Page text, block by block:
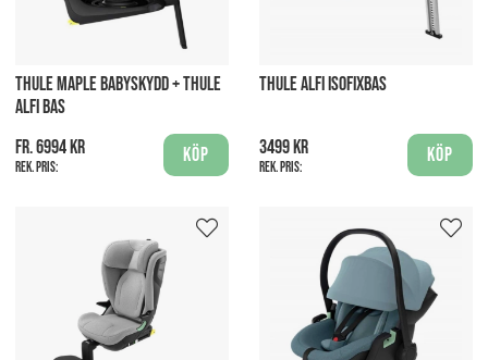
THULE MAPLE BABYSKYDD + THULE
ALFI BAS
fr. 6994 kr
Rek. pris:
Köp
THULE ALFI ISOFIXBAS
3499 kr
Rek. pris:
Köp